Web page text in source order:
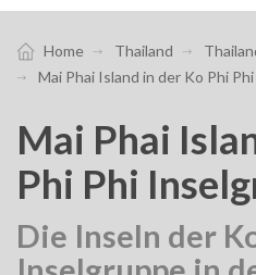
Home Thailand
Mai Phai Island in der Ko Phi
Mai Phai
Phi Phi
Die Inseln der